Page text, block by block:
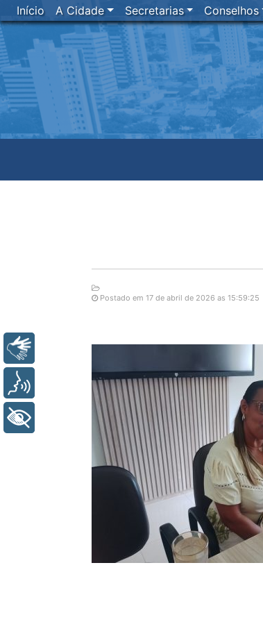
Início A Cidade Secretarias Conselhos
Postado em 17 de abril de 2026 as 15:59:25
+ Acessibilidade